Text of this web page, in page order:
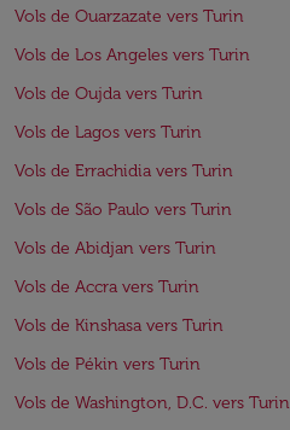
Vols de Ouarzazate vers Turin
Vols de Los Angeles vers Turin
Vols de Oujda vers Turin
Vols de Lagos vers Turin
Vols de Errachidia vers Turin
Vols de São Paulo vers Turin
Vols de Abidjan vers Turin
Vols de Accra vers Turin
Vols de Kinshasa vers Turin
Vols de Pékin vers Turin
Vols de Washington, D.C. vers Turin